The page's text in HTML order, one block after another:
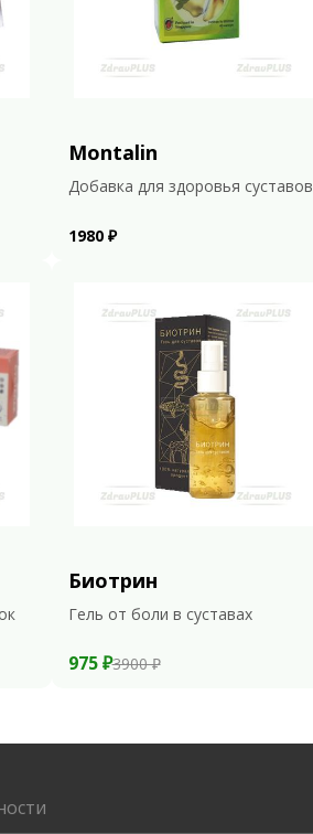
Montalin
Добавка для здоровья суставов
1980 ₽
Биотрин
Гель от боли в суставах
975 ₽3900 ₽